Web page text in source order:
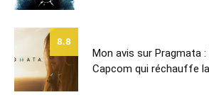
8.8
Mon avis sur Pragmata :
Capcom qui réchauffe